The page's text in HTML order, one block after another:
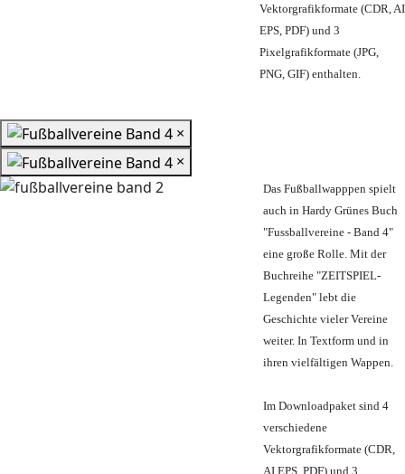
Vektorgrafikformate (CDR, AI
EPS, PDF) und 3
Pixelgrafikformate (JPG,
PNG, GIF) enthalten.
×
×
Das Fußballwapppen spielt
auch in Hardy Grünes Buch
"Fussballvereine - Band 4"
eine große Rolle. Mit der
Buchreihe "ZEITSPIEL-
Legenden" lebt die
Geschichte vieler Vereine
weiter. In Textform und in
ihren vielfältigen Wappen.
Im Downloadpaket sind 4
verschiedene
Vektorgrafikformate (CDR,
AI EPS, PDF) und 3